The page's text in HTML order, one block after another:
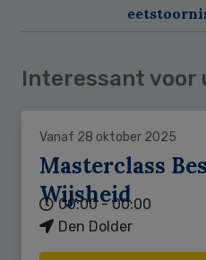
Interessant voor
Vanaf 28 oktober 2025
Masterclass
Wijsheid
00:00 - 00:00
Den Dolder